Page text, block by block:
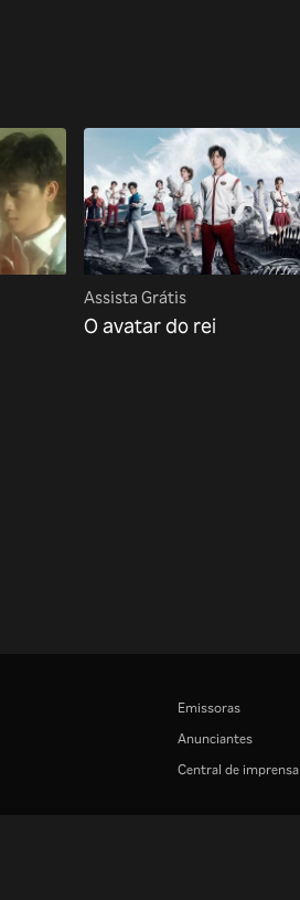
Assista Grátis
O avatar do rei
Emissoras
Anunciantes
Central de imprensa